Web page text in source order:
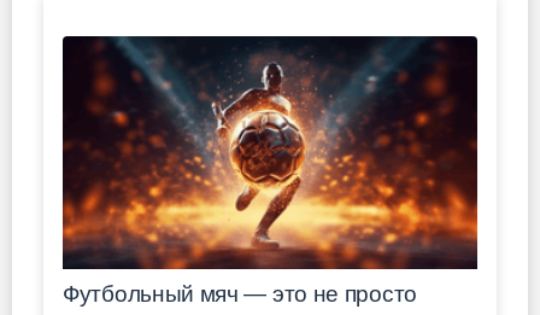
Футбольный мяч — это не просто